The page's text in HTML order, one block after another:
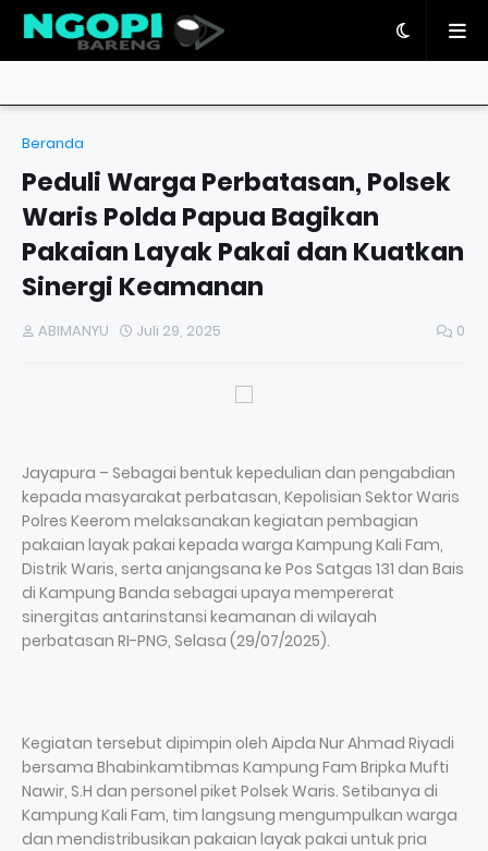
Beranda
Peduli Warga Perbatasan, Polsek
Waris Polda Papua Bagikan
Pakaian Layak Pakai dan Kuatkan
Sinergi Keamanan
ABIMANYU Juli 29, 2025 0
Jayapura – Sebagai bentuk kepedulian dan pengabdian
kepada masyarakat perbatasan, Kepolisian Sektor Waris
Polres Keerom melaksanakan kegiatan pembagian
pakaian layak pakai kepada warga Kampung Kali Fam,
Distrik Waris, serta anjangsana ke Pos Satgas 131 dan Bais
di Kampung Banda sebagai upaya mempererat
sinergitas antarinstansi keamanan di wilayah
perbatasan RI-PNG, Selasa (29/07/2025).
Kegiatan tersebut dipimpin oleh Aipda Nur Ahmad Riyadi
bersama Bhabinkamtibmas Kampung Fam Bripka Mufti
Nawir, S.H dan personel piket Polsek Waris. Setibanya di
Kampung Kali Fam, tim langsung mengumpulkan warga
dan mendistribusikan pakaian layak pakai untuk pria